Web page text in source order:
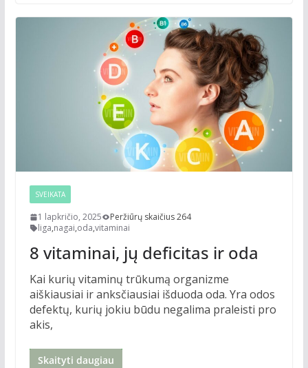
SVEIKATA
1 lapkričio, 2025
Peržiūrų skaičius 264
liga,nagai,oda,vitaminai
8 vitaminai, jų deficitas ir oda
Kai kurių vitaminų trūkumą organizme
aiškiausiai ir anksčiausiai išduoda oda. Yra odos
defektų, kurių jokiu būdu negalima praleisti pro
akis,
Skaityti daugiau